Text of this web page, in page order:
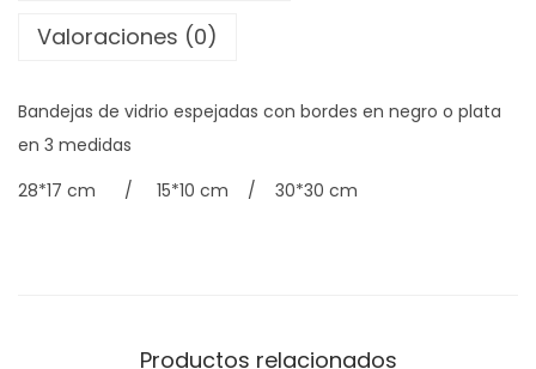
E
T
E
c
Valoraciones (0)
Bandejas de vidrio espejadas con bordes en negro o plata
en 3 medidas
28*17 cm / 15*10 cm / 30*30 cm
Productos relacionados